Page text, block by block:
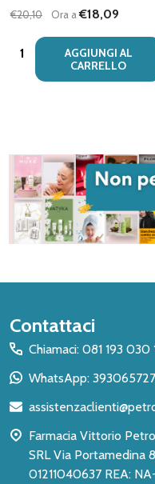
€20,10 Ora a€18,09
Quantità:
AGGIUNGI AL
CARRELLO
Inizio
del
piè
pagina
Contattaci
Chiamaci: 081 193 030
WhatsApp:
Farmacia Vittorio
SRL Via Portamedina 8, 80134 - Napoli NA
01211040637 REA: